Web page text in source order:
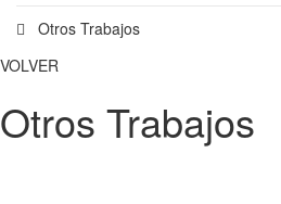
Otros Trabajos
VOLVER
Otros Trabajos